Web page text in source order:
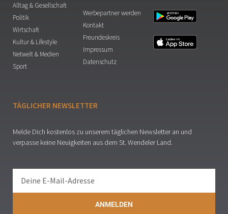
Alltag & Gesellschaft
Politik
Wirtschaft
Kultur & Lifestyle
Netwelt & Medien
Sport
Werbepartner werden
Kontakt
Freundeskreis
Impressum
Datenschutz
TÄGLICHER NEWSLETTER
Melde Dich kostenlos zu unserem täglichen Newsletter an und
verpasse keine Neuigkeiten aus dem St. Wendeler Land.
ANMELDEN